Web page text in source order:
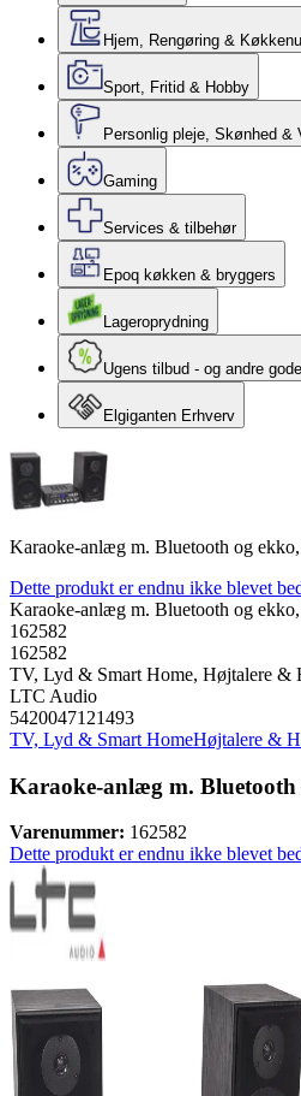
Hjem, Rengøring &
Sport, Fritid & Hobby
Personlig pleje, Skønhed &
Gaming
Services & tilbehør
Epoq køkken & bryggers
Lageroprydning
Ugens tilbud - og andre
Elgiganten Erhverv
Karaoke-anlæg m. Bluetooth og
Dette produkt er endnu ikke blevet
Karaoke-anlæg m. Bluetooth og
162582
162582
TV, Lyd & Smart Home, Højtalere &
LTC Audio
5420047121493
TV, Lyd & Smart HomeHøjtalere &
Karaoke-anlæg m. Bluetooth
Varenummer: 162582
Dette produkt er endnu ikke blevet